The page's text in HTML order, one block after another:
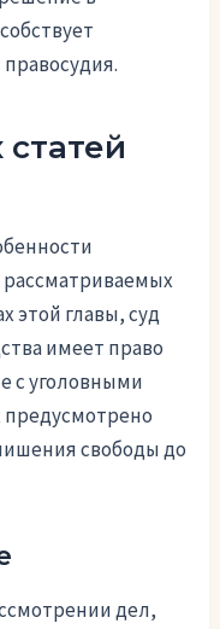
этой главы, суд
имеет право
с уголовными
свободы до
дел,